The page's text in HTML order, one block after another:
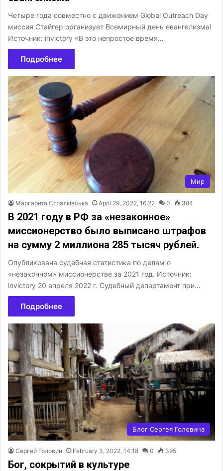
Четыре года совместно с движением Global Outreach Day
миссия Стайгер организует Всемирный день евангелизма!
Источник: invictory «В это непростое время…
Подробнее
Мир
Маргарита Стралківська April 29, 2022, 16:22 0 384
В 2021 году в РФ за «незаконное»
миссионерство было выписано штрафов
на сумму 2 миллиона 285 тысяч рублей.
Опубликована судебная статистика по делам о
«незаконном» миссионерстве за 2021 год. Источник:
invictory 20 апреля 2022 г. Судебный департамент при…
Подробнее
Блог Сергея Головина
Сергей Головин February 3, 2022, 14:18 0 395
Бог, сокрытий в культуре